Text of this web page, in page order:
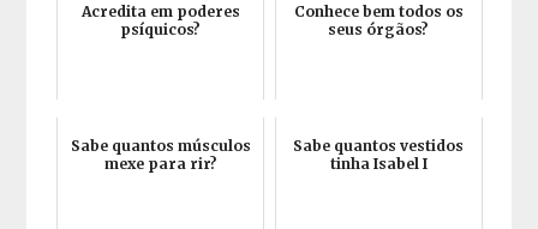
Acredita em poderes
psíquicos?
Conhece bem todos os
seus órgãos?
Sabe quantos músculos
mexe para rir?
Sabe quantos vestidos
tinha Isabel I